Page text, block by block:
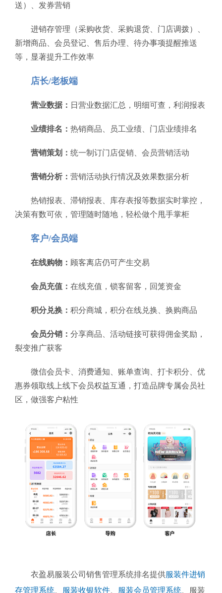
送）、发券营销
进销存管理（采购收货、采购退货、门店调拨）、
新增商品、会员登记、售后办理、待办事项提醒推送
等，显著提升工作效率
店长/老板端
营业数据： 日营业数据汇总，明细可查，利润报表
业绩排名： 热销商品、员工业绩、门店业绩排名
营销策划： 统一制订门店促销、会员营销活动
营销分析： 营销活动执行情况及效果数据分析
热销报表、滞销报表、库存表报等数据实时掌控，
决策有数可依，管理随时随地，轻松做个甩手掌柜
客户/会员端
在线购物： 顾客离店仍可产生交易
会员充值： 在线充值，锁客留客，回笼资金
积分兑换： 积分商城，积分在线兑换、换购商品
会员分销： 分享商品、活动链接可获得佣金奖励，
裂变推广获客
微信会员卡、消费通知、账单查询、打卡积分、优
惠券领取线上线下会员权益互通，打造品牌专属会员社
区，做强客户粘性
衣盈易服装公司销售管理系统排名提供服装件进销
存管理系统
服装收银软件 服装会员管理系统
服装